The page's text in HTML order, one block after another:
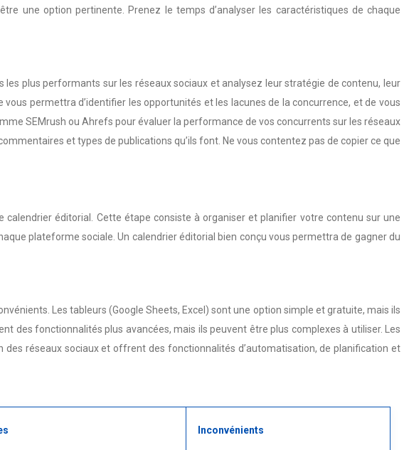
une option pertinente. Prenez le temps d’analyser les caractéristiques de chaque
plus performants sur les réseaux sociaux et analysez leur stratégie de contenu, leur
permettra d’identifier les opportunités et les lacunes de la concurrence, et de vous
SEMrush ou Ahrefs pour évaluer la performance de vos concurrents sur les réseaux
et types de publications qu’ils font. Ne vous contentez pas de copier ce que
éditorial. Cette étape consiste à organiser et planifier votre contenu sur une
plateforme sociale. Un calendrier éditorial bien conçu vous permettra de gagner du
Les tableurs (Google Sheets, Excel) sont une option simple et gratuite, mais ils
des fonctionnalités plus avancées, mais ils peuvent être plus complexes à utiliser. Les
réseaux sociaux et offrent des fonctionnalités d’automatisation, de planification et
Inconvénients